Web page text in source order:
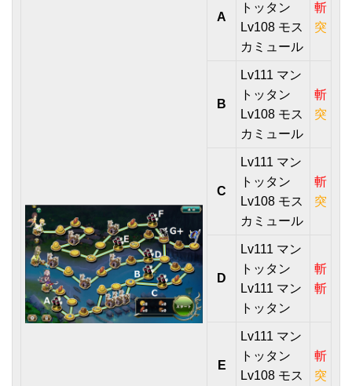
A
トッタン
Lv108 モス
カミュール
斬
突
B
Lv111 マン
トッタン
Lv108 モス
カミュール
斬
突
C
Lv111 マン
トッタン
Lv108 モス
カミュール
斬
突
D
Lv111 マン
トッタン
Lv111 マン
トッタン
斬
斬
E
Lv111 マン
トッタン
Lv108 モス
斬
突